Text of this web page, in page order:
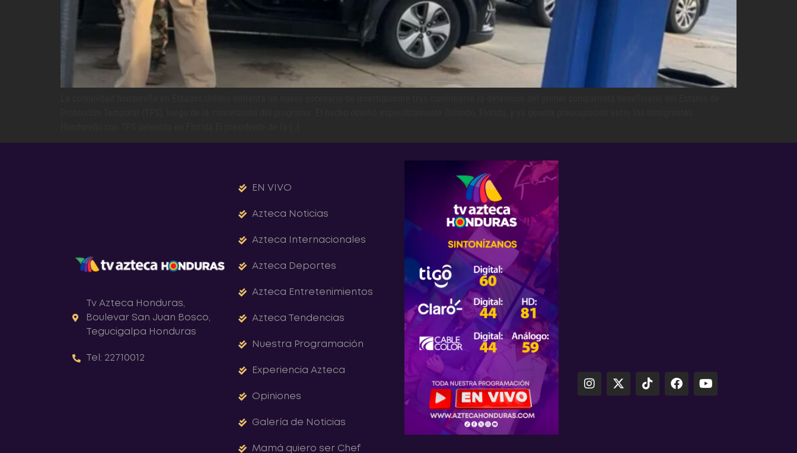
Tv Azteca Honduras,
Boulevar San Juan Bosco,
Tegucigalpa Honduras
Tel: 22710012
EN VIVO
Azteca Noticias
Azteca Internacionales
Azteca Deportes
Azteca Entretenimientos
Azteca Tendencias
Nuestra Programación
Experiencia Azteca
Opiniones
Galería de Noticias
Mamá quiero ser Chef